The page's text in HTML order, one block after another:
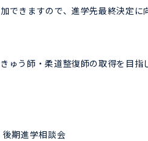
できますので、進学先最終決定
ゅう師・柔道整復師の取得を目指
期進学相談会